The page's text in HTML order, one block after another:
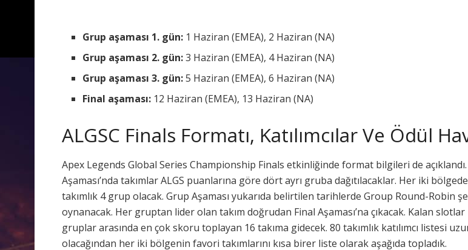
Grup aşaması 1. gün: 1 Haziran (EMEA), 2 Haziran (NA)
Grup aşaması 2. gün:3 Haziran (EMEA), 4 Haziran (NA)
Grup aşaması 3. gün:5 Haziran (EMEA), 6 Haziran (NA)
Final aşaması: 12 Haziran (EMEA), 13 Haziran (NA)
ALGSC Finals Formatı, Katılımcılar Ve Ödül
Apex Legends Global Series Championship Finals etkinliğinde format bilgileri de
Aşaması’nda takımlar ALGS puanlarına göre dört ayrı gruba dağıtılacaklar. Her iki
takımlık 4 grup olacak. Grup Aşaması yukarıda belirtilen tarihlerde Group Round-Robin
oynanacak. Her gruptan lider olan takım doğrudan Final Aşaması’na çıkacak. Kalan
gruplar arasında en çok skoru toplayan 16 takıma gidecek. 80 takımlık katılımcı listesi
olacağından her iki bölgenin favori takımlarını kısa birer liste olarak aşağıda topladık.